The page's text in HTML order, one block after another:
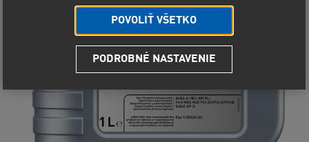
POVOLIŤ VŠETKO
PODROBNÉ NASTAVENIE